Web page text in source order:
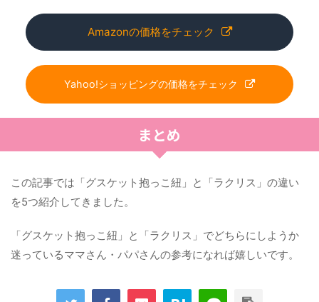
Amazonの価格をチェック
Yahoo!ショッピングの価格をチェック
まとめ
この記事では「グスケット抱っこ紐」と「ラクリス」の違い
を5つ紹介してきました。
「グスケット抱っこ紐」と「ラクリス」でどちらにしようか
迷っているママさん・パパさんの参考になれば嬉しいです。